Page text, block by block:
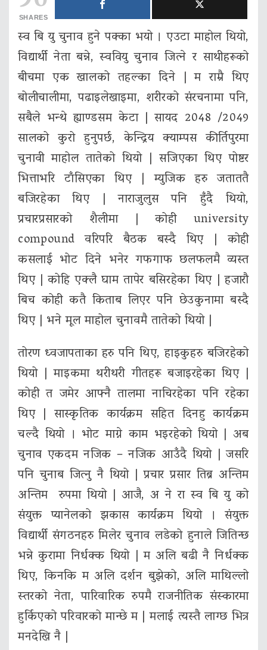
SHARES
स्व बि यु चुनाव हुने पक्का भयो । एउटा माहोल थियो,
विद्यार्थी नेता बन्ने, स्ववियु चुनाव जित्ने र साथीहरूको
बीचमा एक खालको तहल्का दिने | म राम्रै थिए
बोलीचालीमा, पढाइलेखाइमा, शरीरको संरचनामा पनि,
सबैले भन्थे ह्याण्डसम केटा | सायद 2048 /2049
सालको कुरो हुनुपर्छ, केन्द्रिय क्याम्पस कीर्तिपुरमा
चुनावी माहोल तातेको थियो | सजिएका थिए पोष्टर
भित्ताभरि टाँसिएका थिए | म्युजिक हरु जताततै
बजिरहेका थिए | नाराजुलुस पनि हुँदै थियो,
प्रचारप्रसारको शैलीमा | कोही university
compound वरिपरि बैठक बस्दै थिए | कोही
कसलाई भोट दिने भनेर गफगाफ छलफलमै व्यस्त
थिए | कोहि एक्लै घाम तापेर बसिरहेका थिए | हजारौ
बिच कोही कतै किताब लिएर पनि छेउकुनामा बस्दै
थिए | भने मूल माहोल चुनावमै तातेको थियो |
तोरण ध्वजापताका हरु पनि थिए, हाइकुहरु बजिरहेको
थियो | माइकमा थरीथरी गीतहरू बजाइरहेका थिए |
कोही त जमेर आफ्नै तालमा नाचिरहेका पनि रहेका
थिए | सास्कृतिक कार्यक्रम सहित दिनहु कार्यक्रम
चल्दै थियो । भोट माग्ने काम भइरहेको थियो | अब
चुनाव एकदम नजिक – नजिक आउँदै थियो | जसरि
पनि चुनाब जित्नु नै थियो | प्रचार प्रसार तिब्र अन्तिम
अन्तिम रुपमा थियो | आजै, अ ने रा स्व बि यु को
संयुक्त प्यानेलको झकास कार्यक्रम थियो । संयुक्त
विद्यार्थी संगठनहरु मिलेर चुनाव लडेको हुनाले जितिन्छ
भन्ने कुरामा निर्धक्क थियो | म अलि बढी नै निर्धक्क
थिए, किनकि म अलि दर्शन बुझेको, अलि माथिल्लो
स्तरको नेता, पारिवारिक रुपमै राजनीतिक संस्कारमा
हुर्किएको परिवारको मान्छे म | मलाई त्यस्तै लाग्छ भित्र
मनदेखि नै |